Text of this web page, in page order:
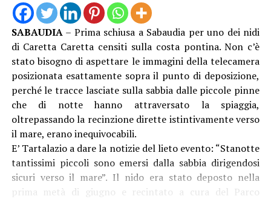
SABAUDIA– Prima schiusa a Sabaudia per uno dei nidi
di Caretta Caretta censiti sulla costa pontina. Non c’è
stato bisogno di aspettare le immagini della telecamera
posizionata esattamente sopra il punto di deposizione,
perché le tracce lasciate sulla sabbia dalle piccole pinne
che di notte hanno attraversato la spiaggia,
oltrepassando la recinzione dirette istintivamente verso
il mare, erano inequivocabili.
E’ Tartalazio a dare la notizie del lieto evento: “Stanotte
tantissimi piccoli sono emersi dalla sabbia dirigendosi
sicuri verso il mare”. Il nido era stato deposto nella
prima metà di giugno e recintato a cura del Parco